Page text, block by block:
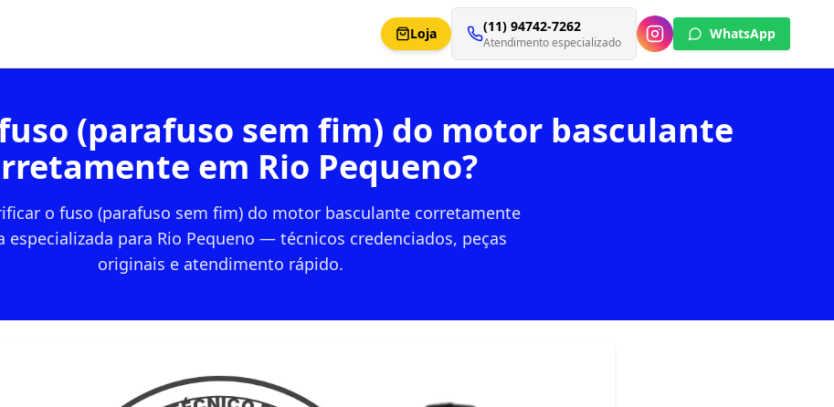
Loja (11) 94742-7262
Atendimento especializado
WhatsApp
(parafuso sem fim) do motor basculante
em Rio Pequeno?
o fuso (parafuso sem fim) do motor basculante corretamente
especializada para Rio Pequeno — técnicos credenciados, peças
originais e atendimento rápido.